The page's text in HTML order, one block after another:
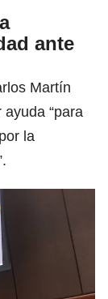
ante
Martín
“para
la